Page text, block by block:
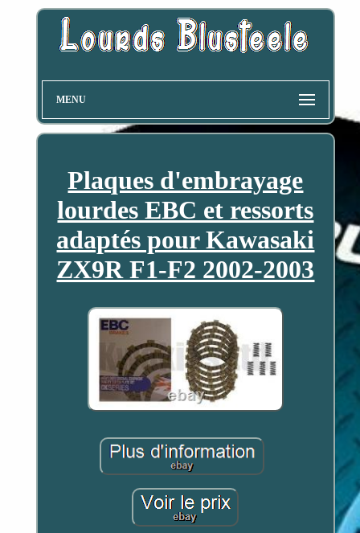
MENU
Plaques d'embrayage
lourdes EBC et ressorts
adaptés pour Kawasaki
ZX9R F1-F2 2002-2003